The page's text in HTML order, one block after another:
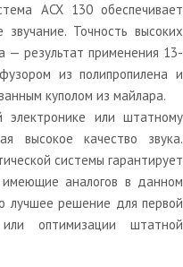
ACX 130 обеспечивает
Точность высоких
— результат применения 13-
из полипропилена и
куполом из майлара.
или штатному
высокое качество звука.
системы гарантирует
аналогов в данном
лучшее решение для первой
оптимизации штатной